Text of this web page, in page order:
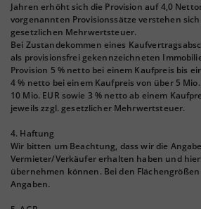
Jahren erhöht sich die Provision auf 4,0
vorgenannten Provisionssätze verstehen
gesetzlichen Mehrwertsteuer.
Bei Zustandekommen eines
als provisionsfrei gekennzeichneten
Provision 5 % netto bei einem Kaufpreis bis
4 % netto bei einem Kaufpreis von über 5
10 Mio. EUR sowie 3 % netto ab einem
jeweils zzgl. gesetzlicher Mehrwertsteuer.
4. Haftung
Wir bitten um Beachtung, dass wir die
Vermieter/Verkäufer erhalten haben und
übernehmen können. Bei den
Angaben.